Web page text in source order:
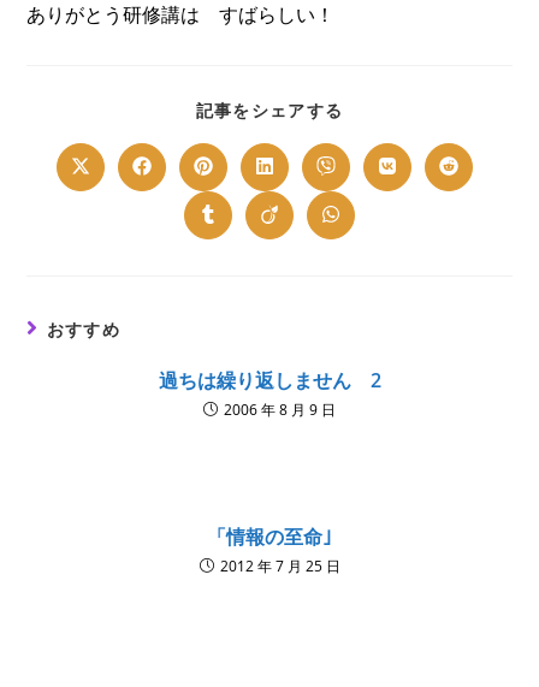
ありがとう研修講は すばらしい！
記事をシェアする
CONTENT
Opens
in
Opens
in
window
Opens
in
a
new
window
Opens
in
a
new
window
Opens
in
a
new
window
Opens
in
Opens
in
Opens
in
Opens
in
Opens
in
おすすめ
過ちは繰り返しません 2
2006 年 8 月 9 日
「情報の至命｣
2012 年 7 月 25 日